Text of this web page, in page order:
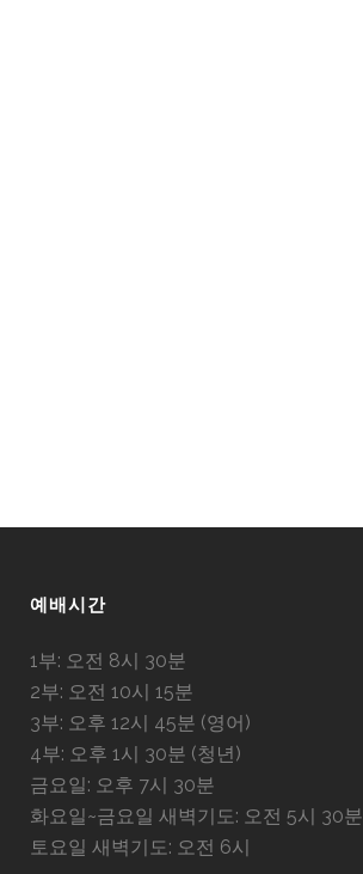
예배시간
1부: 오전 8시 30분
2부: 오전 10시 15분
3부: 오후 12시 45분 (영어)
4부: 오후 1시 30분 (청년)
금요일: 오후 7시 30분
화요일~금요일 새벽기도: 오전 5시 30분
토요일 새벽기도: 오전 6시